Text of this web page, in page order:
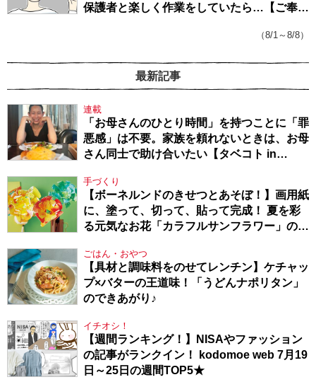
保護者と楽しく作業をしていたら…【ご奉仕
（8/1～8/8）
最新記事
連載
「お母さんのひとり時間」を持つことに「罪
悪感」は不要。家族を頼れないときは、お母
さん同士で助け合いたい【タベコト in
手づくり
【ボーネルンドのきせつとあそぼ！】画用紙
に、塗って、切って、貼って完成！ 夏を彩
る元気なお花「カラフルサンフラワー」の作
ごはん・おやつ
【具材と調味料をのせてレンチン】ケチャッ
プ×バターの王道味！「うどんナポリタン」
のできあがり♪
イチオシ！
【週間ランキング！】NISAやファッション
の記事がランクイン！ kodomoe web 7月19
日～25日の週間TOP5★